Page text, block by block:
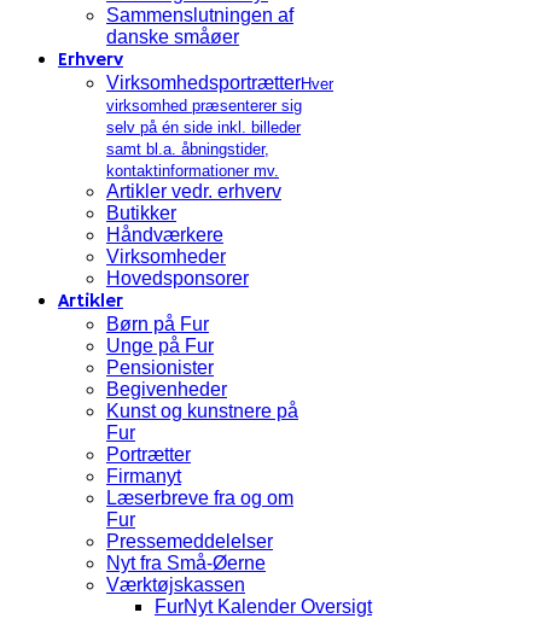
Sammenslutningen af
danske småøer
Erhverv
VirksomhedsportrætterHver
virksomhed præsenterer sig
selv på én side inkl. billeder
samt bl.a. åbningstider,
kontaktinformationer mv.
Artikler vedr. erhverv
Butikker
Håndværkere
Virksomheder
Hovedsponsorer
Artikler
Børn på Fur
Unge på Fur
Pensionister
Begivenheder
Kunst og kunstnere på
Fur
Portrætter
Firmanyt
Læserbreve fra og om
Fur
Pressemeddelelser
Nyt fra Små-Øerne
Værktøjskassen
FurNyt Kalender Oversigt